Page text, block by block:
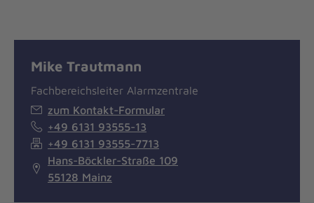
Mike Trautmann
Fachbereichsleiter Alarmzentrale
zum Kontakt-Formular
+49 6131 93555-13
+49 6131 93555-7713
Hans-Böckler-Straße 109
55128 Mainz